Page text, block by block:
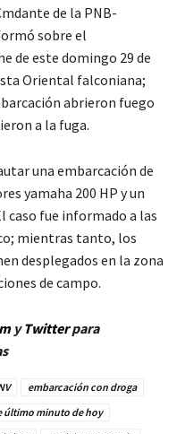
de la PNB-
sobre el
de este domingo 29 de
Oriental falconiana;
abrieron fuego
a la fuga.
una embarcación de
yamaha 200 HP y un
caso fue informado a las
mientras tanto, los
desplegados en la zona
de campo.
yTwitterpara
embarcación con droga
último minuto de hoy